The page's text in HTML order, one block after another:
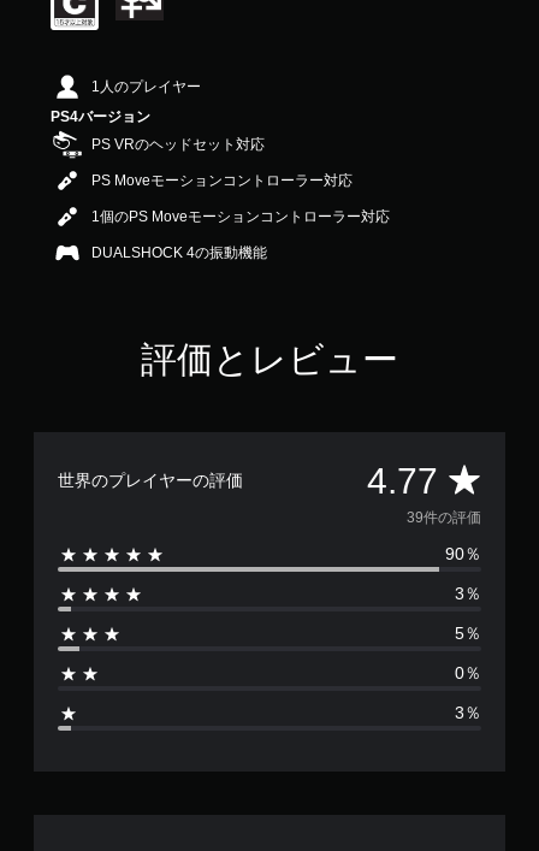
段
中
の
4
.
7
す
1人のプレイヤー
PS4バージョン
PS VRのヘッドセット対応
PS Moveモーションコントローラー対応
1個のPS Moveモーションコントローラー対応
DUALSHOCK 4の振動機能
評価とレビュー
世界のプレイヤーの評価 4.77 評
価
数
は
9
39件の評価
90％
3％
5％
0％
3％